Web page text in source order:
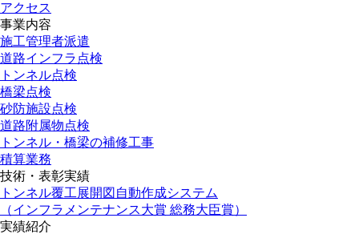
アクセス
事業内容
施工管理者派遣
道路インフラ点検
トンネル点検
橋梁点検
砂防施設点検
道路附属物点検
トンネル・橋梁の補修工事
積算業務
技術・表彰実績
トンネル覆工展開図自動作成システム
（インフラメンテナンス大賞 総務大臣賞）
実績紹介